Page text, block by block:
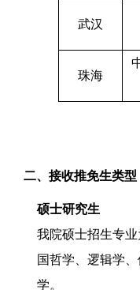
武汉
珠海
二、接收推免生类型
硕士研究生
我院硕士招生专
国哲学、逻辑学
学。